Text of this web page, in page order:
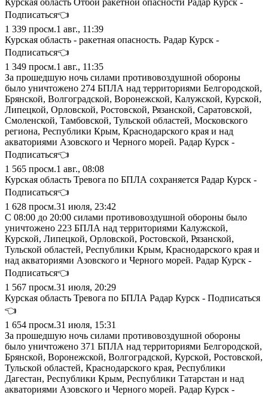
Подписаться👈
1 339 просм.1 авг., 11:39
Курская область - ракетная опасность. Радар Курск -
Подписаться👈
1 349 просм.1 авг., 11:35
За прошедшую ночь силами противовоздушной обороны
было уничтожено 274 БПЛА над территориями Белгородской,
Брянской, Волгоградской, Воронежской, Калужской, Курской,
Липецкой, Орловской, Ростовской, Рязанской, Саратовской,
Смоленской, Тамбовской, Тульской областей, Московского
региона, Республики Крым, Краснодарского края и над
акваториями Азовского и Черного морей. Радар Курск -
Подписаться👈
1 565 просм.1 авг., 08:08
Курская область Тревога по БПЛА сохраняется Радар Курск -
Подписаться👈
1 628 просм.31 июля, 23:42
С 08:00 до 20:00 силами противовоздушной обороны было
уничтожено 223 БПЛА над территориями Калужской,
Курской, Липецкой, Орловской, Ростовской, Рязанской,
Тульской областей, Республики Крым, Краснодарского края и
над акваториями Азовского и Черного морей. Радар Курск -
Подписаться👈
1 567 просм.31 июля, 20:29
Курская область Тревога по БПЛА Радар Курск - Подписаться
👈
1 654 просм.31 июля, 15:31
За прошедшую ночь силами противовоздушной обороны
было уничтожено 371 БПЛА над территориями Белгородской,
Брянской, Воронежской, Волгоградской, Курской, Ростовской,
Тульской областей, Краснодарского края, Республики
Дагестан, Республики Крым, Республики Татарстан и над
акваториями Азовского и Черного морей. Радар Курск -